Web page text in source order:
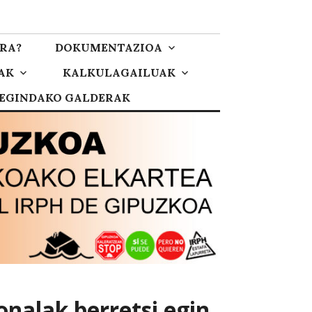
DOKUMENTAZIOA
KALKULAGAILUAK
GALDERAK